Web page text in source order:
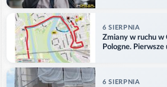
6 SIERPNIA
Zmiany w ruchu w
Pologne.
6 SIERPNIA